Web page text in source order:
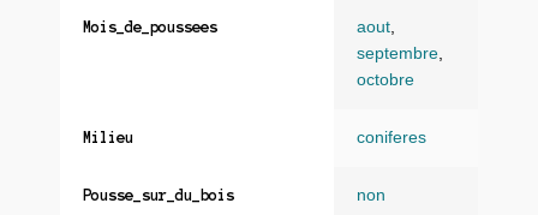
Mois_de_poussees aout,
septembre,
octobre
Milieu coniferes
Pousse_sur_du_bois non